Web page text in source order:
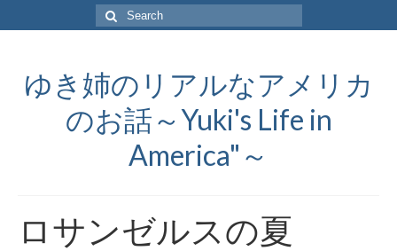
Search
for:
ゆき姉のリアルなアメリカ
のお話～Yuki's Life in
America"～
ロサンゼルスの夏